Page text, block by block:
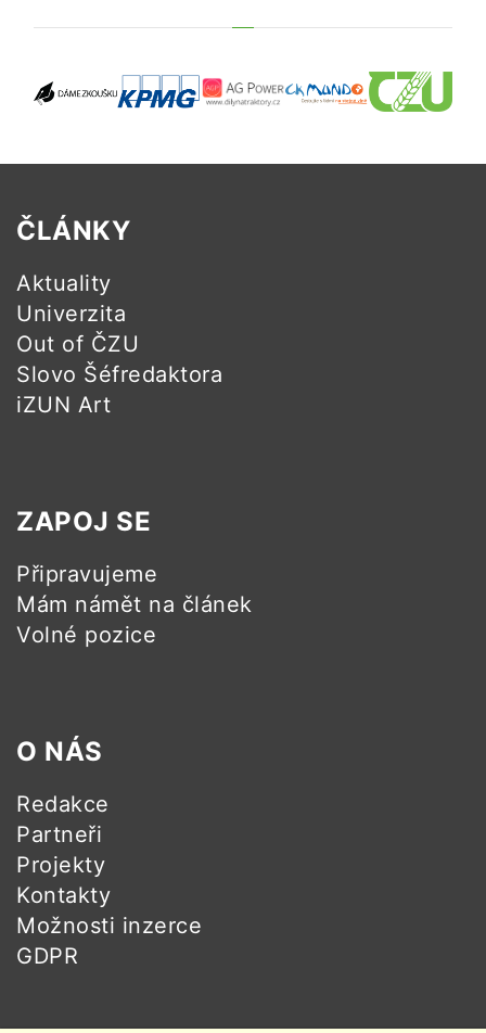
ČLÁNKY
Aktuality
Univerzita
Out of ČZU
Slovo Šéfredaktora
iZUN Art
ZAPOJ SE
Připravujeme
Mám námět na článek
Volné pozice
O NÁS
Redakce
Partneři
Projekty
Kontakty
Možnosti inzerce
GDPR